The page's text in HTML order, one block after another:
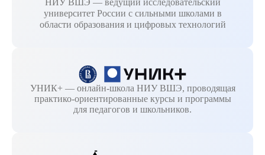
университет России с сильными школами в
области образования и цифровых технологий
УНИК+ — онлайн-школа НИУ ВШЭ, проводящая
практико-ориентированные курсы и программы
для педагогов и школьников.